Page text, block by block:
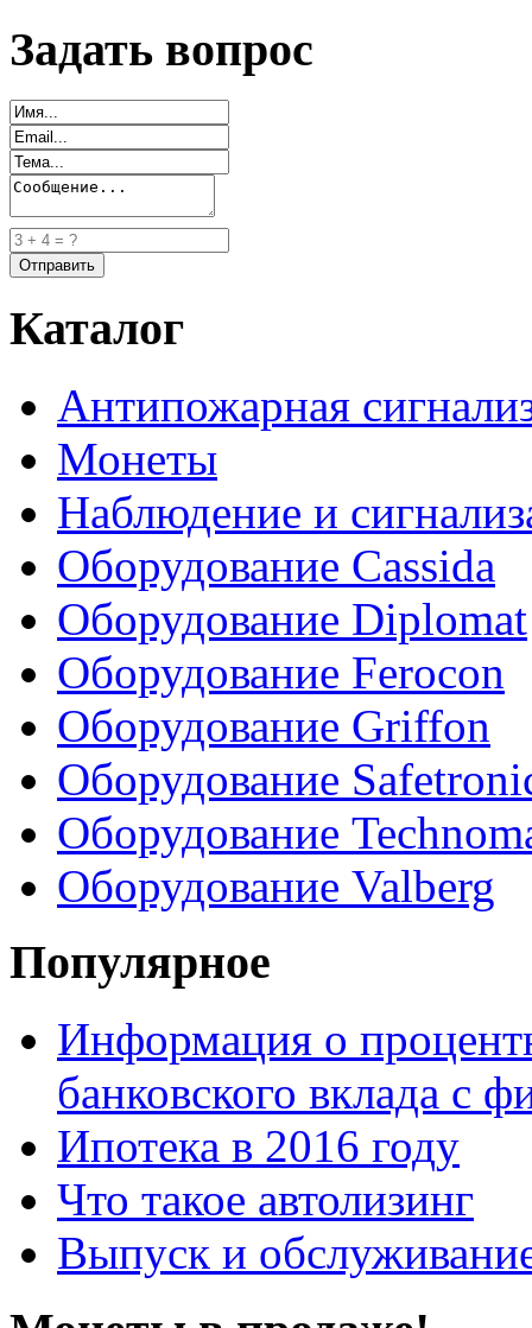
Задать вопрос
Каталог
Антипожарная
Монеты
Наблюдение и
Оборудование Cassida
Оборудование Diplomat
Оборудование Ferocon
Оборудование Griffon
Оборудование
Оборудование
Оборудование Valberg
Популярное
Информация о
банковского вклада с
Ипотека в 2016 году
Что такое автолизинг
Выпуск и